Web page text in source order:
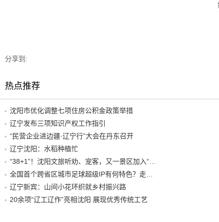
分享到:
热点推荐
沈阳市优化调整七项住房公积金政策举措
辽宁发布三项知识产权工作指引
“民营企业进边疆·辽宁行”大会在丹东召开
辽宁沈阳：水稻种植忙
“38+1”！沈阳文旅听劝、宠客，又一景区加入“东北超”优惠名单！
全国首个跨省区城市足球超级IP有何特色？走进沈阳现场去看看
辽宁新宾：山间小花环织就乡村振兴路
20余项“辽工辽作”亮相沈阳 展现优秀传统工艺